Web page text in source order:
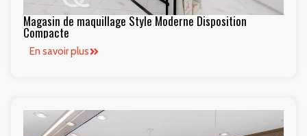
Magasin de maquillage Style Moderne Disposition
Compacte
En savoir plus